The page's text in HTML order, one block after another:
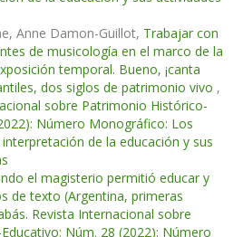
Anne Damon-Guillot, Trabajar con
de musicología en el marco de la
temporal. Bueno, ¡canta
dos siglos de patrimonio vivo ,
sobre Patrimonio Histórico-
Número Monográfico: Los
de la educación y sus
el magisterio permitió educar y
de texto (Argentina, primeras
Revista Internacional sobre
Núm. 28 (2022): Número